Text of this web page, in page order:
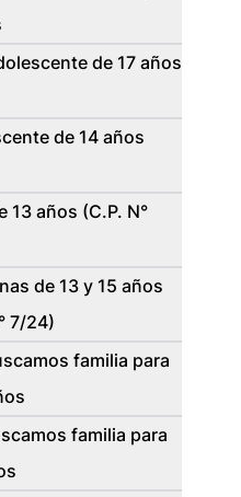
de 17 años
de 14 años
13 años (C.P. N°
de 13 y 15 años
7/24)
familia para
familia para